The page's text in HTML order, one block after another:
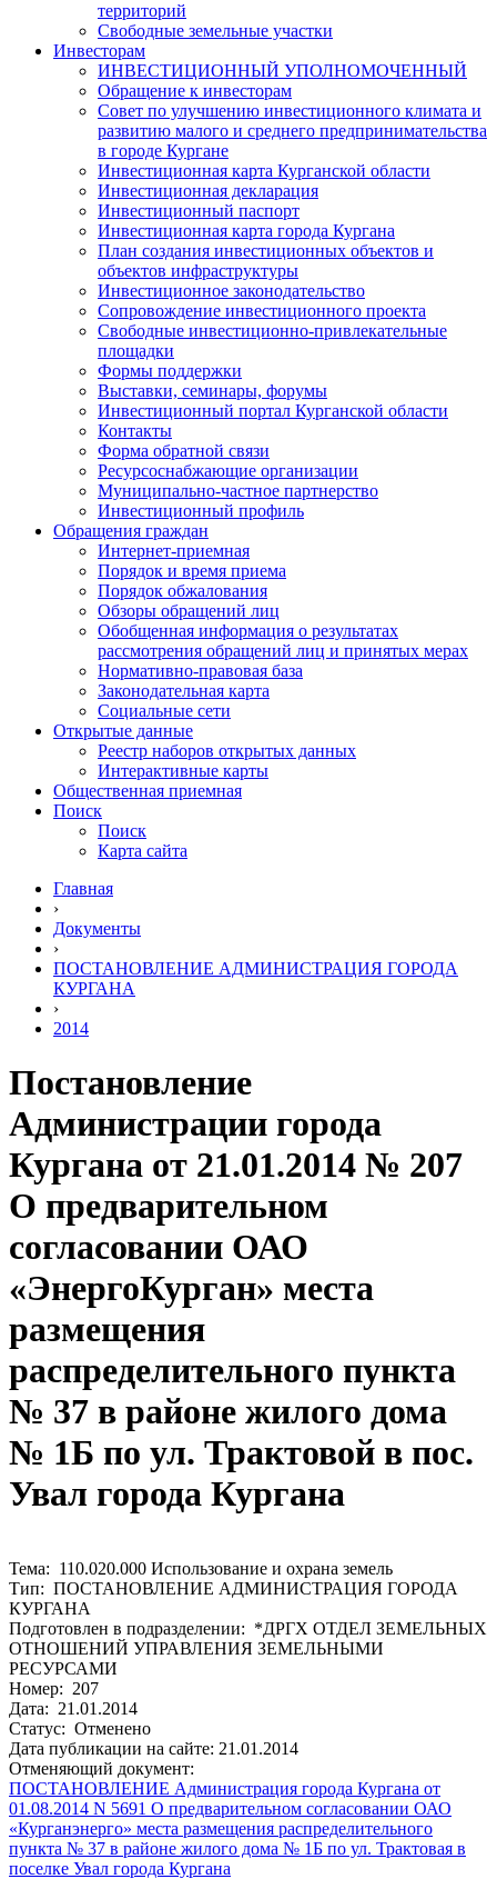
территорий
Свободные земельные участки
Инвесторам
ИНВЕСТИЦИОННЫЙ УПОЛНОМОЧЕННЫЙ
Обращение к инвесторам
Совет по улучшению инвестиционного климата и
развитию малого и среднего предпринимательства
в городе Кургане
Инвестиционная карта Курганской области
Инвестиционная декларация
Инвестиционный паспорт
Инвестиционная карта города Кургана
План создания инвестиционных объектов и
объектов инфраструктуры
Инвестиционное законодательство
Сопровождение инвестиционного проекта
Свободные инвестиционно-привлекательные
площадки
Формы поддержки
Выставки, семинары, форумы
Инвестиционный портал Курганской области
Контакты
Форма обратной связи
Ресурсоснабжающие организации
Муниципально-частное партнерство
Инвестиционный профиль
Обращения граждан
Интернет-приемная
Порядок и время приема
Порядок обжалования
Обзоры обращений лиц
Обобщенная информация о результатах
рассмотрения обращений лиц и принятых мерах
Нормативно-правовая база
Законодательная карта
Социальные сети
Открытые данные
Реестр наборов открытых данных
Интерактивные карты
Общественная приемная
Поиск
Поиск
Карта сайта
Главная
›
Документы
›
ПОСТАНОВЛЕНИЕ АДМИНИСТРАЦИЯ ГОРОДА
КУРГАНА
›
2014
Постановление
Администрации города
Кургана от 21.01.2014 № 207
О предварительном
согласовании ОАО
«ЭнергоКурган» места
размещения
распределительного пункта
№ 37 в районе жилого дома
№ 1Б по ул. Трактовой в пос.
Увал города Кургана
Тема: 110.020.000 Использование и охрана земель
Тип: ПОСТАНОВЛЕНИЕ АДМИНИСТРАЦИЯ ГОРОДА
КУРГАНА
Подготовлен в подразделении: *ДРГХ ОТДЕЛ ЗЕМЕЛЬНЫХ
ОТНОШЕНИЙ УПРАВЛЕНИЯ ЗЕМЕЛЬНЫМИ
РЕСУРСАМИ
Номер: 207
Дата: 21.01.2014
Статус: Отменено
Дата публикации на сайте: 21.01.2014
Отменяющий документ:
ПОСТАНОВЛЕНИЕ Администрация города Кургана от
01.08.2014 N 5691 О предварительном согласовании ОАО
«Курганэнерго» места размещения распределительного
пункта № 37 в районе жилого дома № 1Б по ул. Трактовая в
поселке Увал города Кургана